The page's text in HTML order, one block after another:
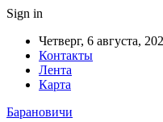
Sign in
Четверг, 6 августа,
Контакты
Лента
Карта
Барановичи